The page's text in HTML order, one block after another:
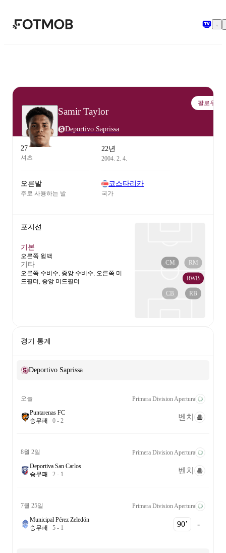
본문으로 건너뛰기
Samir Taylor
Deportivo Saprissa
팔로우
27
셔츠
22년
2004. 2. 4.
오른발
주로 사용하는 발
코스타리카
국가
포지션
기본
오른쪽 윙백
기타
오른쪽 수비수, 중앙 수비수, 오른쪽 미
드필더, 중앙 미드필더
RB
CB
RWB
RM
CM
경기 통계
Deportivo Saprissa
오늘
Primera Division Apertura
Puntarenas FC
승무패 0 - 2 벤치
8월 2일
Primera Division Apertura
Deportiva San Carlos
승무패 2 - 1 벤치
7월 25일
Primera Division Apertura
Municipal Pérez Zeledón
승무패 5 - 1 90‎’‎ -